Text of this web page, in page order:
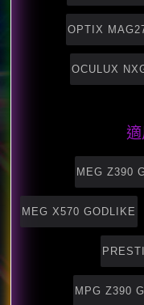
OPTIX
OCULUX
MEG Z390
MEG X570 GODLIKE
MPG Z390